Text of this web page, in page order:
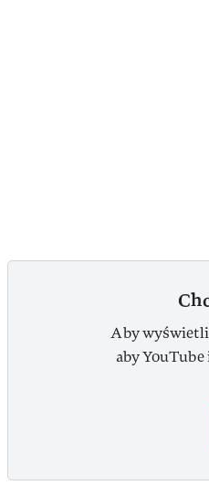
Aby
aby YouTube